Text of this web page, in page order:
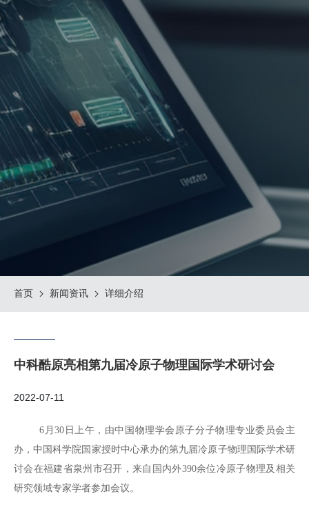
首页 新闻资讯 详细介绍
中科酷原亮相第九届冷原子物理国际学术研讨会
2022-07-11
6 月30 日上午，由中国物理学会原子分子物理专业委员会主
办，中国科学院国家授时中心承办的第九届冷原子物理国际学术研
讨会在福建省泉州市召开，来自国内外390余位冷原子物理及相关
研究领域专家学者参加会议。